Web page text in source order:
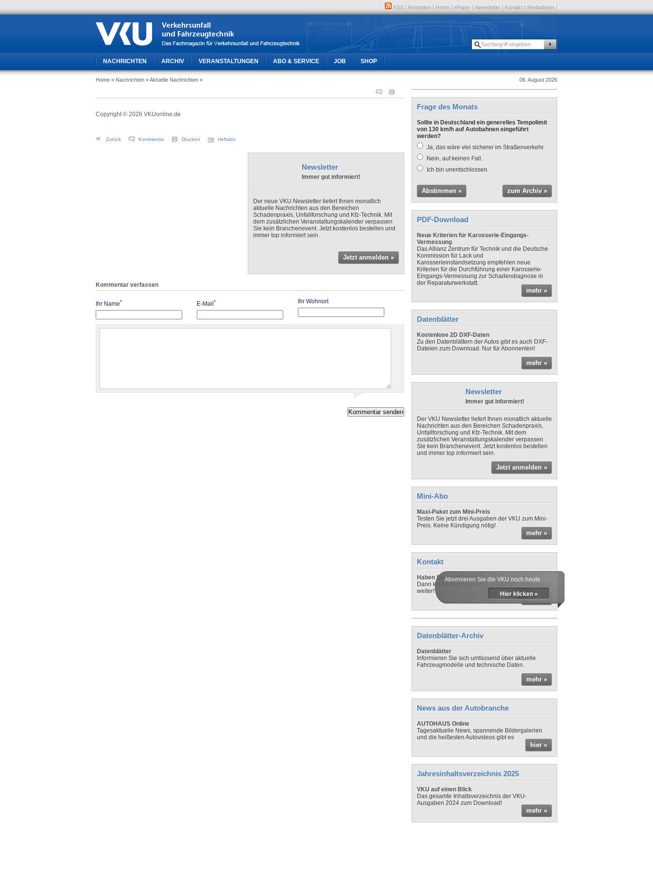
RSS | Anmelden | Home | ePaper | Newsletter | Kontakt | Mediadaten |
NACHRICHTEN ARCHIV VERANSTALTUNGEN ABO & SERVICE JOB SHOP
Home » Nachrichten » Aktuelle Nachrichten » 06. August 2026
Copyright © 2026 VKUonline.de
Zurück Kommentar Drucken Heftabo
Newsletter
Immer gut informiert!
Der neue VKU Newsletter liefert Ihnen monatlich
aktuelle Nachrichten aus den Bereichen
Schadenpraxis, Unfallforschung und Kfz-Technik. Mit
dem zusätzlichen Veranstaltungskalender verpassen
Sie kein Branchenevent. Jetzt kostenlos bestellen und
immer top informiert sein.
Jetzt anmelden »
Kommentar verfassen
Ihr Name* E-Mail * Ihr Wohnort
Frage des Monats
Sollte in Deutschland ein generelles Tempolimit
von 130 km/h auf Autobahnen eingeführt
werden?
Ja, das wäre viel sicherer im Straßenverkehr.
Nein, auf keinen Fall.
Ich bin unentschlossen.
Abstimmen » zum Archiv »
PDF-Download
Neue Kriterien für Karosserie-Eingangs-
Vermessung
Das Allianz Zentrum für Technik und die Deutsche
Kommission für Lack und
Karosserieinstandsetzung empfehlen neue
Kriterien für die Durchführung einer Karosserie-
Eingangs-Vermessung zur Schadendiagnose in
der Reparaturwerkstatt.
mehr »
Datenblätter
Kostenlose 2D DXF-Daten
Zu den Datenblättern der Autos gibt es auch DXF-
Dateien zum Download. Nur für Abonnenten!
mehr »
Newsletter
Immer gut informiert!
Der VKU Newsletter liefert Ihnen monatlich aktuelle
Nachrichten aus den Bereichen Schadenpraxis,
Unfallforschung und Kfz-Technik. Mit dem
zusätzlichen Veranstaltungskalender verpassen
Sie kein Branchenevent. Jetzt kostenlos bestellen
und immer top informiert sein.
Jetzt anmelden »
Mini-Abo
Maxi-Paket zum Mini-Preis
Testen Sie jetzt drei Ausgaben der VKU zum Mini-
Preis. Keine Kündigung nötig!
mehr »
Kontakt
Haben Sie noch Fragen?
Dann kontaktieren Sie uns - wir helfen Ihnen gerne
weiter!
mehr »
Abonnieren Sie die VKU noch heute
Hier klicken »
Datenblätter-Archiv
Datenblätter
Informieren Sie sich umfassend über aktuelle
Fahrzeugmodelle und technische Daten.
mehr »
News aus der Autobranche
AUTOHAUS Online
Tagesaktuelle News, spannende Bildergalerien
und die heißesten Autovideos gibt es
hier »
Jahresinhaltsverzeichnis 2025
VKU auf einen Blick
Das gesamte Inhaltsverzeichnis der VKU-
Ausgaben 2024 zum Download!
mehr »